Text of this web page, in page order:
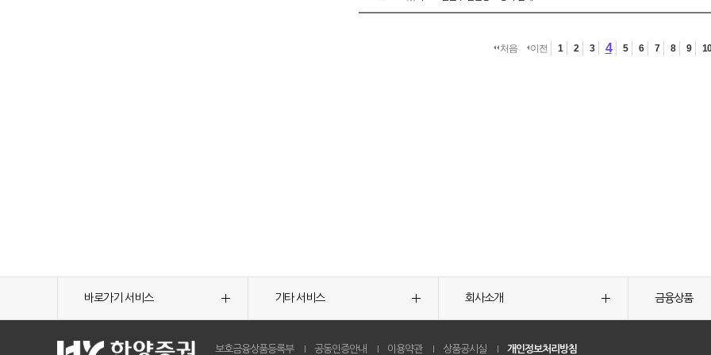
처음 이전 1 2 3 4 5 6 7 8 9 10
바로가기 서비스 기타 서비스 회사소개 금융상품
보호금융상품등록부 공동인증안내 이용약관 상품공시실 개인정보처리방침